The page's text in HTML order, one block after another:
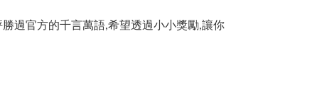
過官方的千言萬語,希望透過小小獎勵,讓你